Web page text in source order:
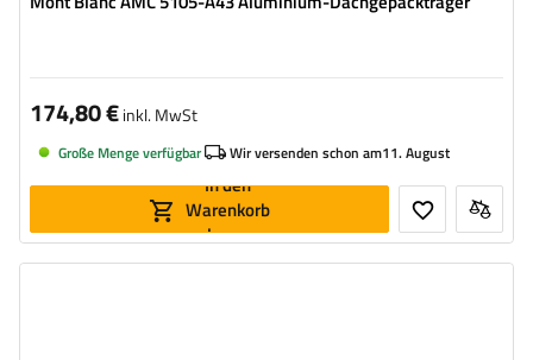
174,80 €inkl. MwSt
Große Menge verfügbar Wir versenden schon am11. August
In den
Warenkorb
legen